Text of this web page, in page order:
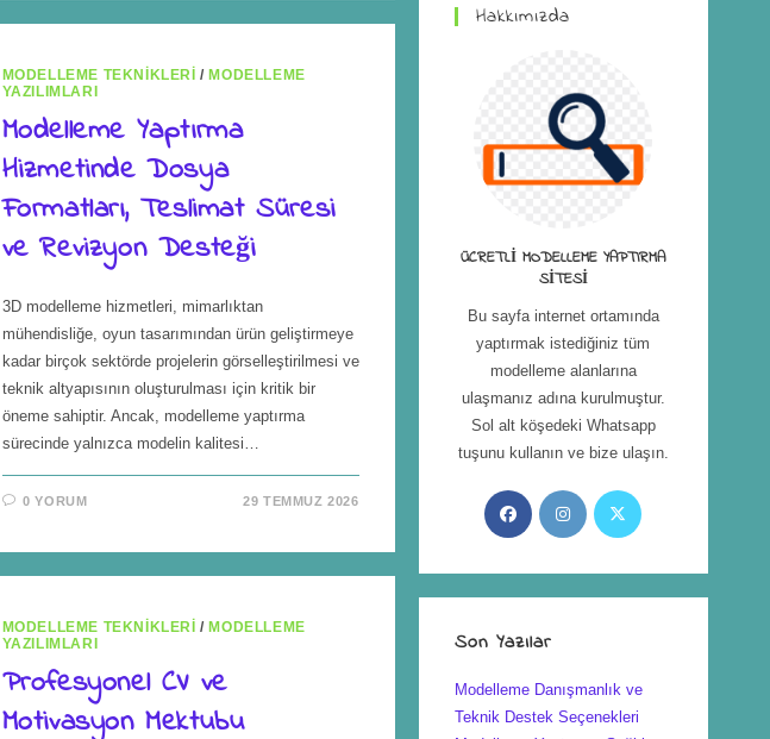
MODELLEME TEKNIKLERI / MODELLEME
YAZILIMLARI
Modelleme Yaptırma
Hizmetinde Dosya
Formatları, Teslimat Süresi
ve Revizyon Desteği
3D modelleme hizmetleri, mimarlıktan
mühendisliğe, oyun tasarımından ürün geliştirmeye
kadar birçok sektörde projelerin görselleştirilmesi ve
teknik altyapısının oluşturulması için kritik bir
öneme sahiptir. Ancak, modelleme yaptırma
sürecinde yalnızca modelin kalitesi…
0 YORUM 29 TEMMUZ 2026
MODELLEME TEKNIKLERI / MODELLEME
YAZILIMLARI
Profesyonel CV ve
Motivasyon Mektubu
Hakkımızda
ÜCRETLI MODELLEME YAPTIRMA
SITESI
Bu sayfa internet ortamında
yaptırmak istediğiniz tüm
modelleme alanlarına
ulaşmanız adına kurulmuştur.
Sol alt köşedeki Whatsapp
tuşunu kullanın ve bize ulaşın.
Son Yazılar
Modelleme Danışmanlık ve
Teknik Destek Seçenekleri